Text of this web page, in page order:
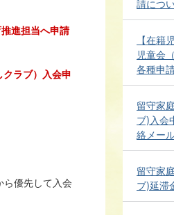
進担当へ申請
ラブ）入会申
ら優先して入会
請につ
【在籍
児童会
各種申
留守家
ブ)入会
絡メー
留守家
ブ)延滞